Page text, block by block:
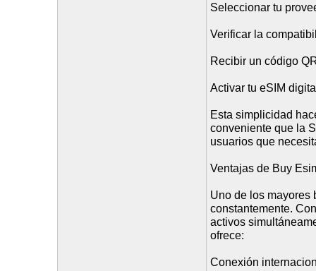
Seleccionar tu
Verificar la
Recibir un código
Activar tu eSIM
Esta simplicidad
conveniente que la
usuarios que
Ventajas de Buy
Uno de los mayores
constantemente.
activos
ofrece:
Conexión